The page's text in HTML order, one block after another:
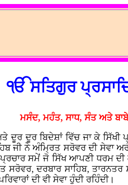
ੴ ਸਤਿਗੁਰ
ਮਸੰਦ, ਮਹੰਤ, ਸਾਧ, ਸੰਤ ਅਤੇ ਬਾਬੇ
ਦੂਰ ਦੂਰ ਬਿਦੇਸ਼ਾਂ ਵਿੱਚ ਜਾ ਕੇ
ਜੀ ਨੇ ਅੰਮ੍ਰਿਤ ਸਰੋਵਰ ਦੀ ਸੇਵਾ
ਸਮੇਂ ਜੋ ਸਿੱਖ ਆਪਣੀ ਧਰਮ
ਦਰਬਾਰ ਸਾਹਿਬ, ਤਾਰਨਤਰ
ਦੀ ਵੀ ਸੇਵਾ ਹੁੰਦੀ ਰਹਿੰਦੀ।